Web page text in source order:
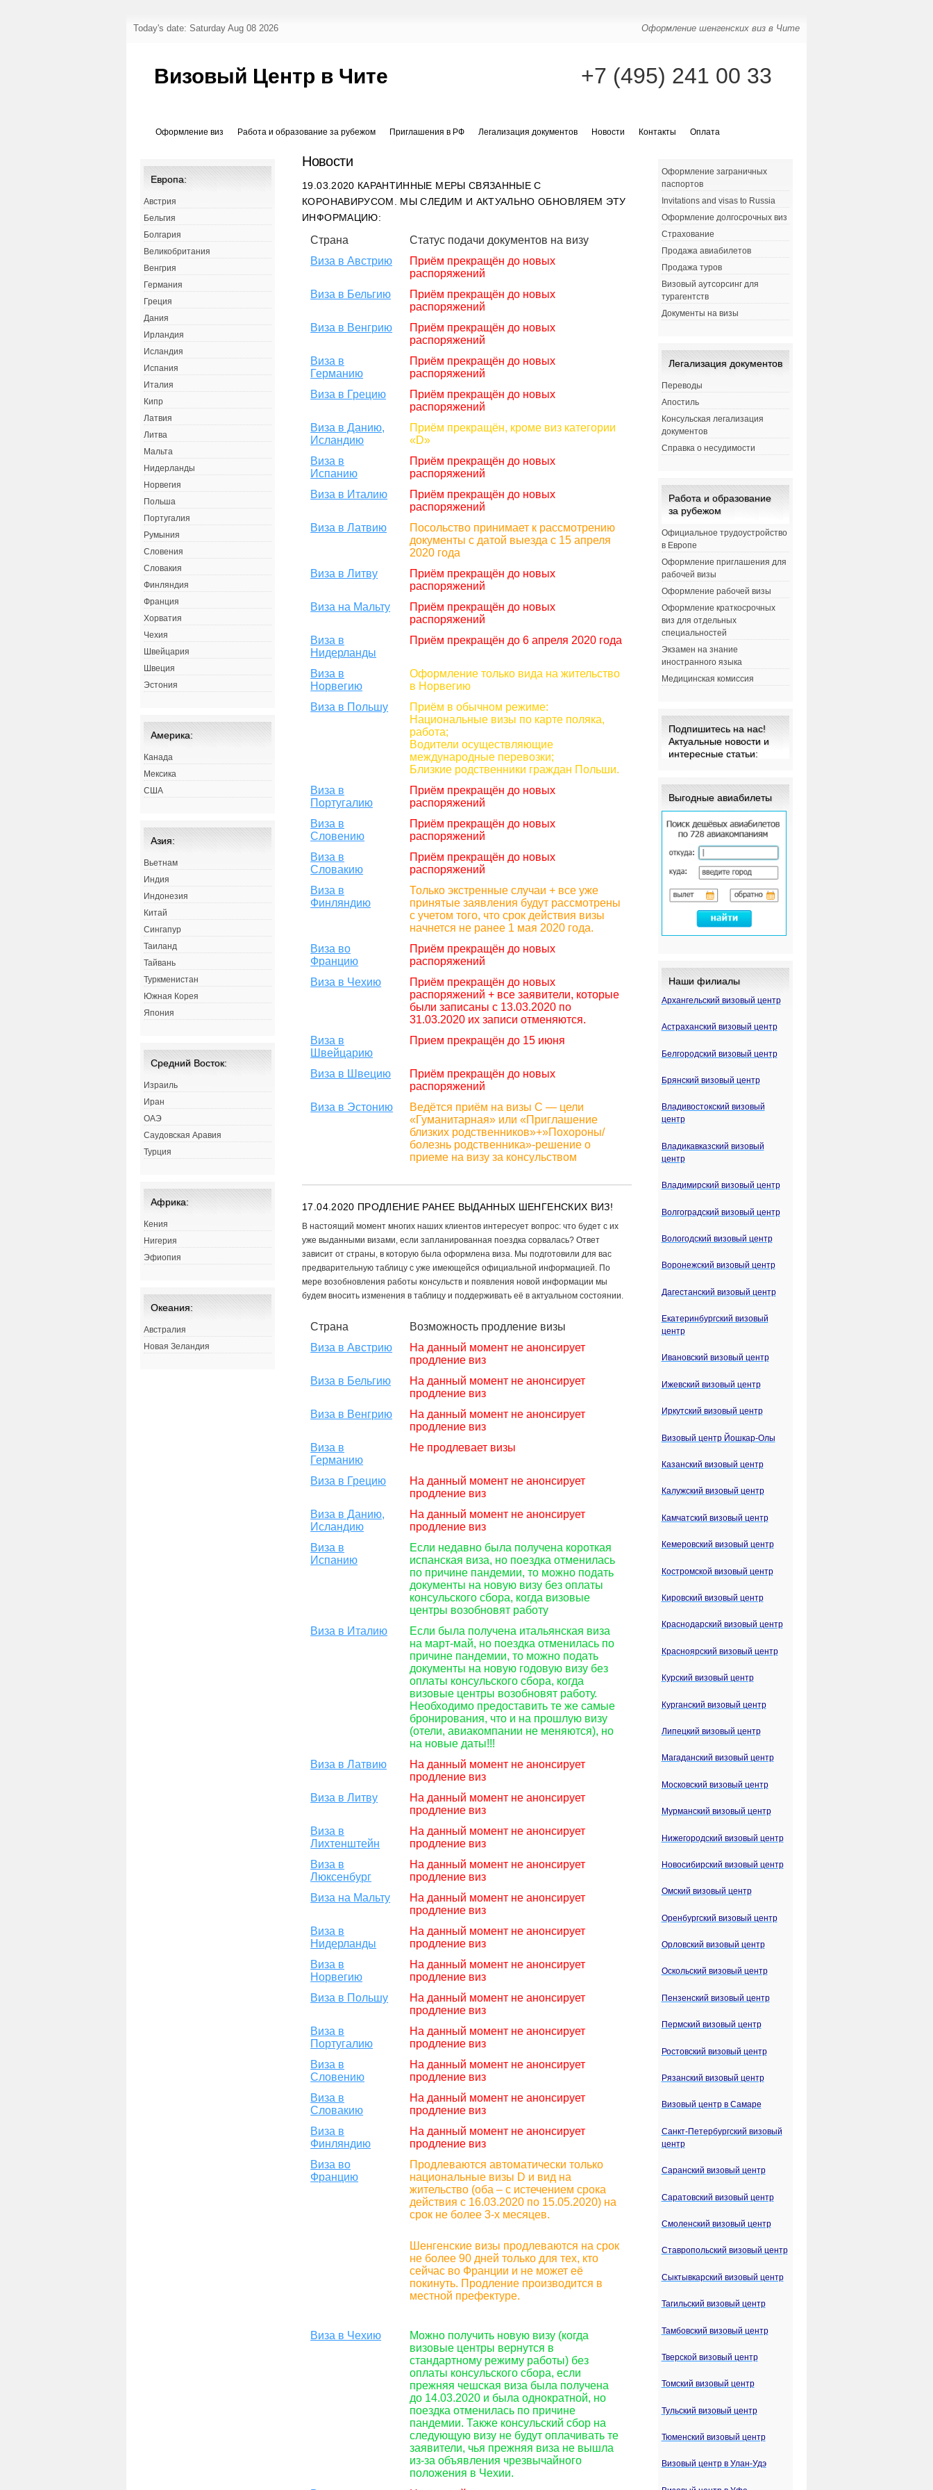
Оформление шенгенских виз в Чите
Today's date: Saturday Aug 08 2026
Визовый Центр в Чите +7 (495) 241 00 33
Оформление виз Работа и образование за рубежом Приглашения в РФ Легализация документов Новости Контакты Оплата
Новости
19.03.2020 КАРАНТИННЫЕ МЕРЫ СВЯЗАННЫЕ С
КОРОНАВИРУСОМ. МЫ СЛЕДИМ И АКТУАЛЬНО ОБНОВЛЯЕМ ЭТУ
ИНФОРМАЦИЮ:
Страна
Статус подачи документов на визу
Виза в Австрию
Приём прекращён до новых
распоряжений
Виза в Бельгию
Приём прекращён до новых
распоряжений
Виза в Венгрию
Приём прекращён до новых
распоряжений
Виза в
Германию
Приём прекращён до новых
распоряжений
Виза в Грецию
Приём прекращён до новых
распоряжений
Виза в Данию,
Исландию
Приём прекращён, кроме виз категории
«D»
Виза в
Испанию
Приём прекращён до новых
распоряжений
Виза в Италию
Приём прекращён до новых
распоряжений
Виза в Латвию
Посольство принимает к рассмотрению
документы с датой выезда с 15 апреля
2020 года
Виза в Литву
Приём прекращён до новых
распоряжений
Виза на Мальту
Приём прекращён до новых
распоряжений
Виза в
Нидерланды
Приём прекращён до 6 апреля 2020 года
Виза в
Норвегию
Оформление только вида на жительство
в Норвегию
Виза в Польшу
Приём в обычном режиме:
Национальные визы по карте поляка,
работа;
Водители осуществляющие
международные перевозки;
Близкие родственники граждан Польши.
Виза в
Португалию
Приём прекращён до новых
распоряжений
Виза в
Словению
Приём прекращён до новых
распоряжений
Виза в
Словакию
Приём прекращён до новых
распоряжений
Виза в
Финляндию
Только экстренные случаи + все уже
принятые заявления будут рассмотрены
с учетом того, что срок действия визы
начнется не ранее 1 мая 2020 года.
Виза во
Францию
Приём прекращён до новых
распоряжений
Виза в Чехию
Приём прекращён до новых
распоряжений + все заявители, которые
были записаны с 13.03.2020 по
31.03.2020 их записи отменяются.
Виза в
Швейцарию
Прием прекращён до 15 июня
Виза в Швецию
Приём прекращён до новых
распоряжений
Виза в Эстонию
Ведётся приём на визы С — цели
«Гуманитарная» или «Приглашение
близких родственников»+»Похороны/
болезнь родственника»-решение о
приеме на визу за консульством
17.04.2020 ПРОДЛЕНИЕ РАНЕЕ ВЫДАННЫХ ШЕНГЕНСКИХ ВИЗ!
В настоящий момент многих наших клиентов интересует вопрос: что будет с их
уже выданными визами, если запланированная поездка сорвалась? Ответ
зависит от страны, в которую была оформлена виза. Мы подготовили для вас
предварительную таблицу с уже имеющейся официальной информацией. По
мере возобновления работы консульств и появления новой информации мы
будем вносить изменения в таблицу и поддерживать её в актуальном состоянии.
Страна
Возможность продление визы
Виза в Австрию
На данный момент не анонсирует
продление виз
Виза в Бельгию
На данный момент не анонсирует
продление виз
Виза в Венгрию
На данный момент не анонсирует
продление виз
Виза в
Германию
Не продлевает визы
Виза в Грецию
На данный момент не анонсирует
продление виз
Виза в Данию,
Исландию
На данный момент не анонсирует
продление виз
Виза в
Испанию
Если недавно была получена короткая
испанская виза, но поездка отменилась
по причине пандемии, то можно подать
документы на новую визу без оплаты
консульского сбора, когда визовые
центры возобновят работу
Виза в Италию
Если была получена итальянская виза
на март-май, но поездка отменилась по
причине пандемии, то можно подать
документы на новую годовую визу без
оплаты консульского сбора, когда
визовые центры возобновят работу.
Необходимо предоставить те же самые
бронирования, что и на прошлую визу
(отели, авиакомпании не меняются), но
на новые даты!!!
Виза в Латвию
На данный момент не анонсирует
продление виз
Виза в Литву
На данный момент не анонсирует
продление виз
Виза в
Лихтенштейн
На данный момент не анонсирует
продление виз
Виза в
Люксенбург
На данный момент не анонсирует
продление виз
Виза на Мальту
На данный момент не анонсирует
продление виз
Виза в
Нидерланды
На данный момент не анонсирует
продление виз
Виза в
Норвегию
На данный момент не анонсирует
продление виз
Виза в Польшу
На данный момент не анонсирует
продление виз
Виза в
Португалию
На данный момент не анонсирует
продление виз
Виза в
Словению
На данный момент не анонсирует
продление виз
Виза в
Словакию
На данный момент не анонсирует
продление виз
Виза в
Финляндию
На данный момент не анонсирует
продление виз
Виза во
Францию
Продлеваются автоматически только
национальные визы D и вид на
жительство (оба – с истечением срока
действия с 16.03.2020 по 15.05.2020) на
срок не более 3-х месяцев.
Шенгенские визы продлеваются на срок
не более 90 дней только для тех, кто
сейчас во Франции и не может её
покинуть. Продление производится в
местной префектуре.
Виза в Чехию
Можно получить новую визу (когда
визовые центры вернутся в
стандартному режиму работы) без
оплаты консульского сбора, если
прежняя чешская виза была получена
до 14.03.2020 и была однократной, но
поездка отменилась по причине
пандемии. Также консульский сбор на
следующую визу не будут оплачивать те
заявители, чья прежняя виза не вышла
из-за объявления чрезвычайного
положения в Чехии.
Европа:
Австрия
Бельгия
Болгария
Великобритания
Венгрия
Германия
Греция
Дания
Ирландия
Исландия
Испания
Италия
Кипр
Латвия
Литва
Мальта
Нидерланды
Норвегия
Польша
Португалия
Румыния
Словения
Словакия
Финляндия
Франция
Хорватия
Чехия
Швейцария
Швеция
Эстония
Америка:
Канада
Мексика
США
Азия:
Вьетнам
Индия
Индонезия
Китай
Сингапур
Таиланд
Тайвань
Туркменистан
Южная Корея
Япония
Средний Восток:
Израиль
Иран
ОАЭ
Саудовская Аравия
Турция
Африка:
Кения
Нигерия
Эфиопия
Океания:
Австралия
Новая Зеландия
Оформление заграничных
паспортов
Invitations and visas to Russia
Оформление долгосрочных виз
Страхование
Продажа авиабилетов
Продажа туров
Визовый аутсорсинг для
турагентств
Документы на визы
Легализация документов
Переводы
Апостиль
Консульская легализация
документов
Справка о несудимости
Работа и образование
за рубежом
Официальное трудоустройство
в Европе
Оформление приглашения для
рабочей визы
Оформление рабочей визы
Оформление краткосрочных
виз для отдельных
специальностей
Экзамен на знание
иностранного языка
Медицинская комиссия
Подпишитесь на нас!
Актуальные новости и
интересные статьи:
Выгодные авиабилеты
Наши филиалы
Архангельский визовый центр
Астраханский визовый центр
Белгородский визовый центр
Брянский визовый центр
Владивостокский визовый
центр
Владикавказский визовый
центр
Владимирский визовый центр
Волгоградский визовый центр
Вологодский визовый центр
Воронежский визовый центр
Дагестанский визовый центр
Екатеринбургский визовый
центр
Ивановский визовый центр
Ижевский визовый центр
Иркутский визовый центр
Визовый центр Йошкар-Олы
Казанский визовый центр
Калужский визовый центр
Камчатский визовый центр
Кемеровский визовый центр
Костромской визовый центр
Кировский визовый центр
Краснодарский визовый центр
Красноярский визовый центр
Курский визовый центр
Курганский визовый центр
Липецкий визовый центр
Магаданский визовый центр
Московский визовый центр
Мурманский визовый центр
Нижегородский визовый центр
Новосибирский визовый центр
Омский визовый центр
Оренбургский визовый центр
Орловский визовый центр
Оскольский визовый центр
Пензенский визовый центр
Пермский визовый центр
Ростовский визовый центр
Рязанский визовый центр
Визовый центр в Самаре
Санкт-Петербургский визовый
центр
Саранский визовый центр
Саратовский визовый центр
Смоленский визовый центр
Ставропольский визовый центр
Сыктывкарский визовый центр
Тагильский визовый центр
Тамбовский визовый центр
Тверской визовый центр
Томский визовый центр
Тульский визовый центр
Тюменский визовый центр
Визовый центр в Улан-Удэ